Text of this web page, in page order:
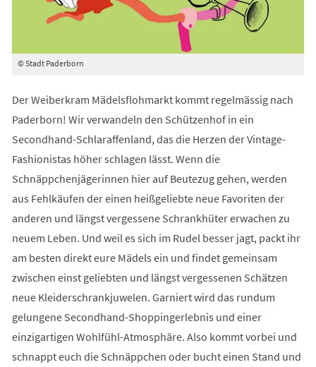
© Stadt Paderborn
Der Weiberkram Mädelsflohmarkt kommt regelmässig nach
Paderborn! Wir verwandeln den Schützenhof in ein
Secondhand-Schlaraffenland, das die Herzen der Vintage-
Fashionistas höher schlagen lässt. Wenn die
Schnäppchenjägerinnen hier auf Beutezug gehen, werden
aus Fehlkäufen der einen heißgeliebte neue Favoriten der
anderen und längst vergessene Schrankhüter erwachen zu
neuem Leben. Und weil es sich im Rudel besser jagt, packt ihr
am besten direkt eure Mädels ein und findet gemeinsam
zwischen einst geliebten und längst vergessenen Schätzen
neue Kleiderschrankjuwelen. Garniert wird das rundum
gelungene Secondhand-Shoppingerlebnis und einer
einzigartigen Wohlfühl-Atmosphäre. Also kommt vorbei und
schnappt euch die Schnäppchen oder bucht einen Stand und